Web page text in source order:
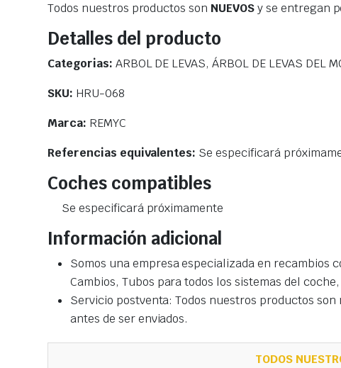
Todos nuestros productos son NUEVOSy se entregan
Detalles del producto
Categorias: ARBOL DE LEVAS, ÁRBOL DE LEVAS DEL
SKU: HRU-068
Marca: REMYC
Referencias equivalentes: Se especificará
Coches compatibles
Se especificará próximamente
Información adicional
Somos una empresa especializada en recambios
Cambios, Tubos para todos los sistemas del
Servicio postventa: Todos nuestros productos
antes de ser enviados.
TODOS